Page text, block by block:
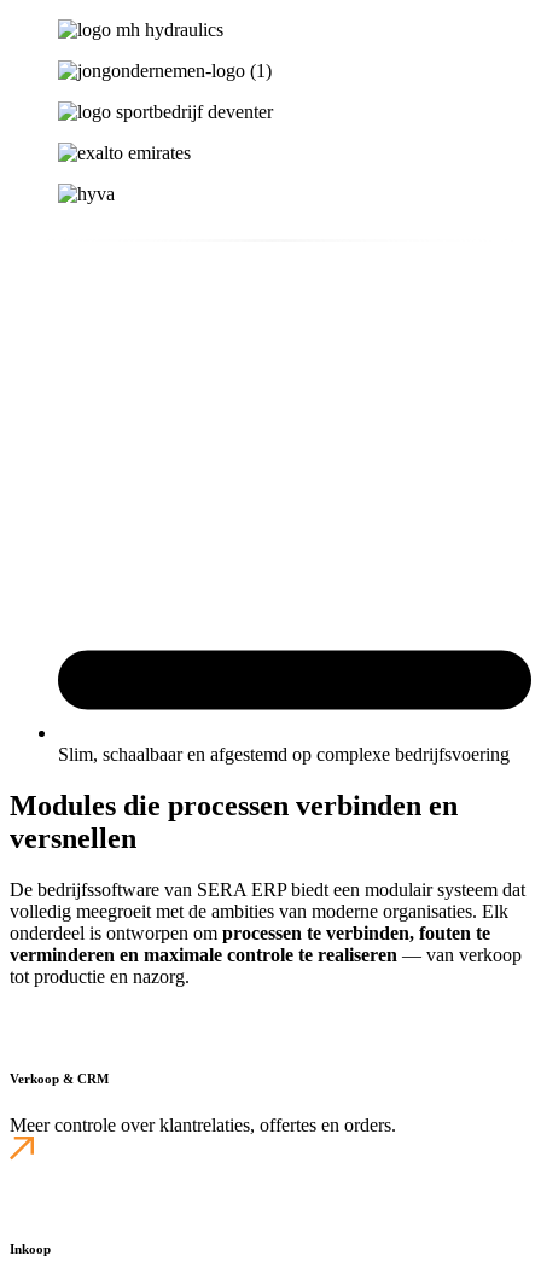
Slim, schaalbaar en afgestemd op complexe bedrijfsvoering
Modules die processen verbinden en
versnellen
De bedrijfssoftware van SERA ERP biedt een modulair systeem dat
volledig meegroeit met de ambities van moderne organisaties. Elk
onderdeel is ontworpen om processen te verbinden, fouten te
verminderen en maximale controle te realiseren — van verkoop
tot productie en nazorg.
Verkoop & CRM
Meer controle over klantrelaties, offertes en orders.
Inkoop